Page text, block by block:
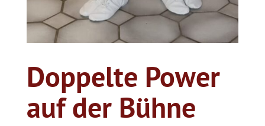
Doppelte Power
auf der Bühne